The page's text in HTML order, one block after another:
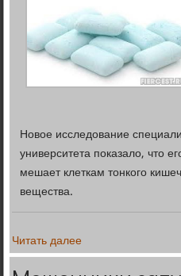
Новое исследование
университета показало, что
мешает клеткам тонкого
вещества.
Читать далее